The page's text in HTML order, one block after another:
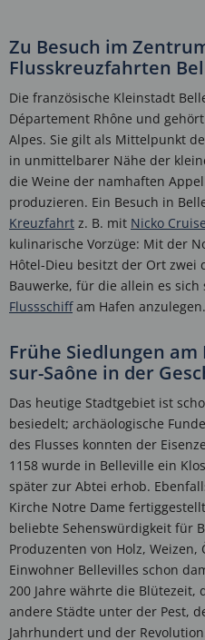
Zu Besuch im
Flusskreuzfahrten
Die französische Kleinstadt
Département Rhône und
Alpes. Sie gilt als Mittelpunkt
in unmittelbarer Nähe der
die Weine der namhaften
produzieren. Ein Besuch in
Kreuzfahrt z. B. mit Nicko
kulinarische Vorzüge: Mit der
Hôtel-Dieu besitzt der Ort zwei
Bauwerke, für die allein es
Flussschiffam Hafen anzulegen.
Frühe Siedlungen
sur-Saône in der
Das heutige Stadtgebiet ist
besiedelt; archäologische
des Flusses konnten der
1158 wurde in Belleville ein
später zur Abtei erhob.
Kirche Notre Dame
beliebte Sehenswürdigkeit für
Produzenten von Holz,
Einwohner Bellevilles schon
200 Jahre währte die
andere Städte unter der Pest,
Jahrhundert und der